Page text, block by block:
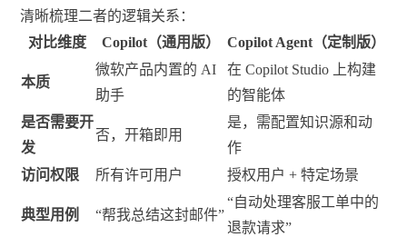
清晰梳理二者的逻辑关系：
对比维度
Copilot（通用版） Copilot Agent（定制版）
本质
微软产品内置的 AI
助手
在 Copilot Studio 上构建
的智能体
是否需要开
发
否，开箱即用
是，需配置知识源和动
作
访问权限
所有许可用户 授权用户 + 特定场景
典型用例 “帮我总结这封邮件”
“自动处理客服工单中的
退款请求”